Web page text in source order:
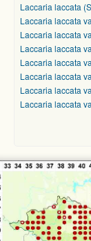
Laccaria laccata
Laccaria laccata
Laccaria laccata
Laccaria laccata
Laccaria laccata
Laccaria laccata
Laccaria laccata
Laccaria laccata